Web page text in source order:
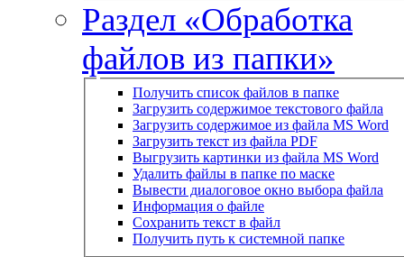
Раздел «Обработка
файлов из папки»
Получить список файлов в папке
Загрузить содержимое текстового файла
Загрузить содержимое из файла MS Word
Загрузить текст из файла PDF
Выгрузить картинки из файла MS Word
Удалить файлы в папке по маске
Вывести диалоговое окно выбора файла
Информация о файле
Сохранить текст в файл
Получить путь к системной папке